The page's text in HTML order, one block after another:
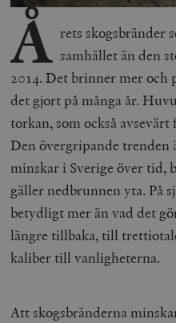
Å rets skogsbränder
samhället än den
2014. Det brinner mer och
det gjort på många år.
torkan, som också
Den övergripande trenden
minskar i Sverige över tid,
gäller nedbrunnen yta. På
betydligt mer än vad det
längre tillbaka, till
kaliber till vanligheterna.
Att skogsbränderna